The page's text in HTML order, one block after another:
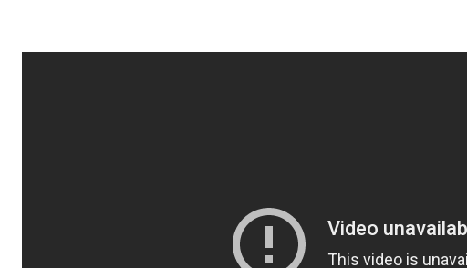
EAN
5055964727499